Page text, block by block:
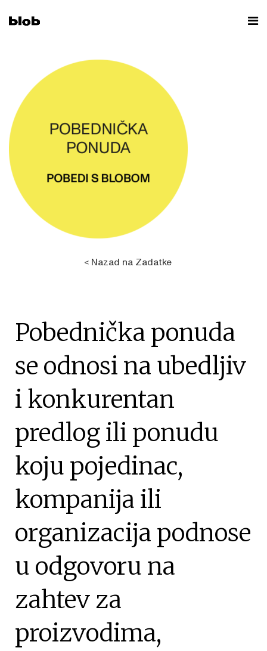
< Nazad na Zadatke
Pobednička ponuda
se odnosi na ubedljiv
i konkurentan
predlog ili ponudu
koju pojedinac,
kompanija ili
organizacija podnose
u odgovoru na
zahtev za
proizvodima,